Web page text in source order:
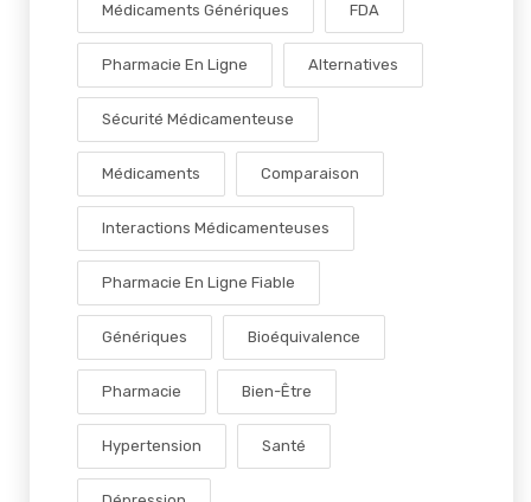
Médicaments Génériques FDA
Pharmacie En Ligne Alternatives
Sécurité Médicamenteuse
Médicaments Comparaison
Interactions Médicamenteuses
Pharmacie En Ligne Fiable
Génériques Bioéquivalence
Pharmacie Bien-Être
Hypertension Santé